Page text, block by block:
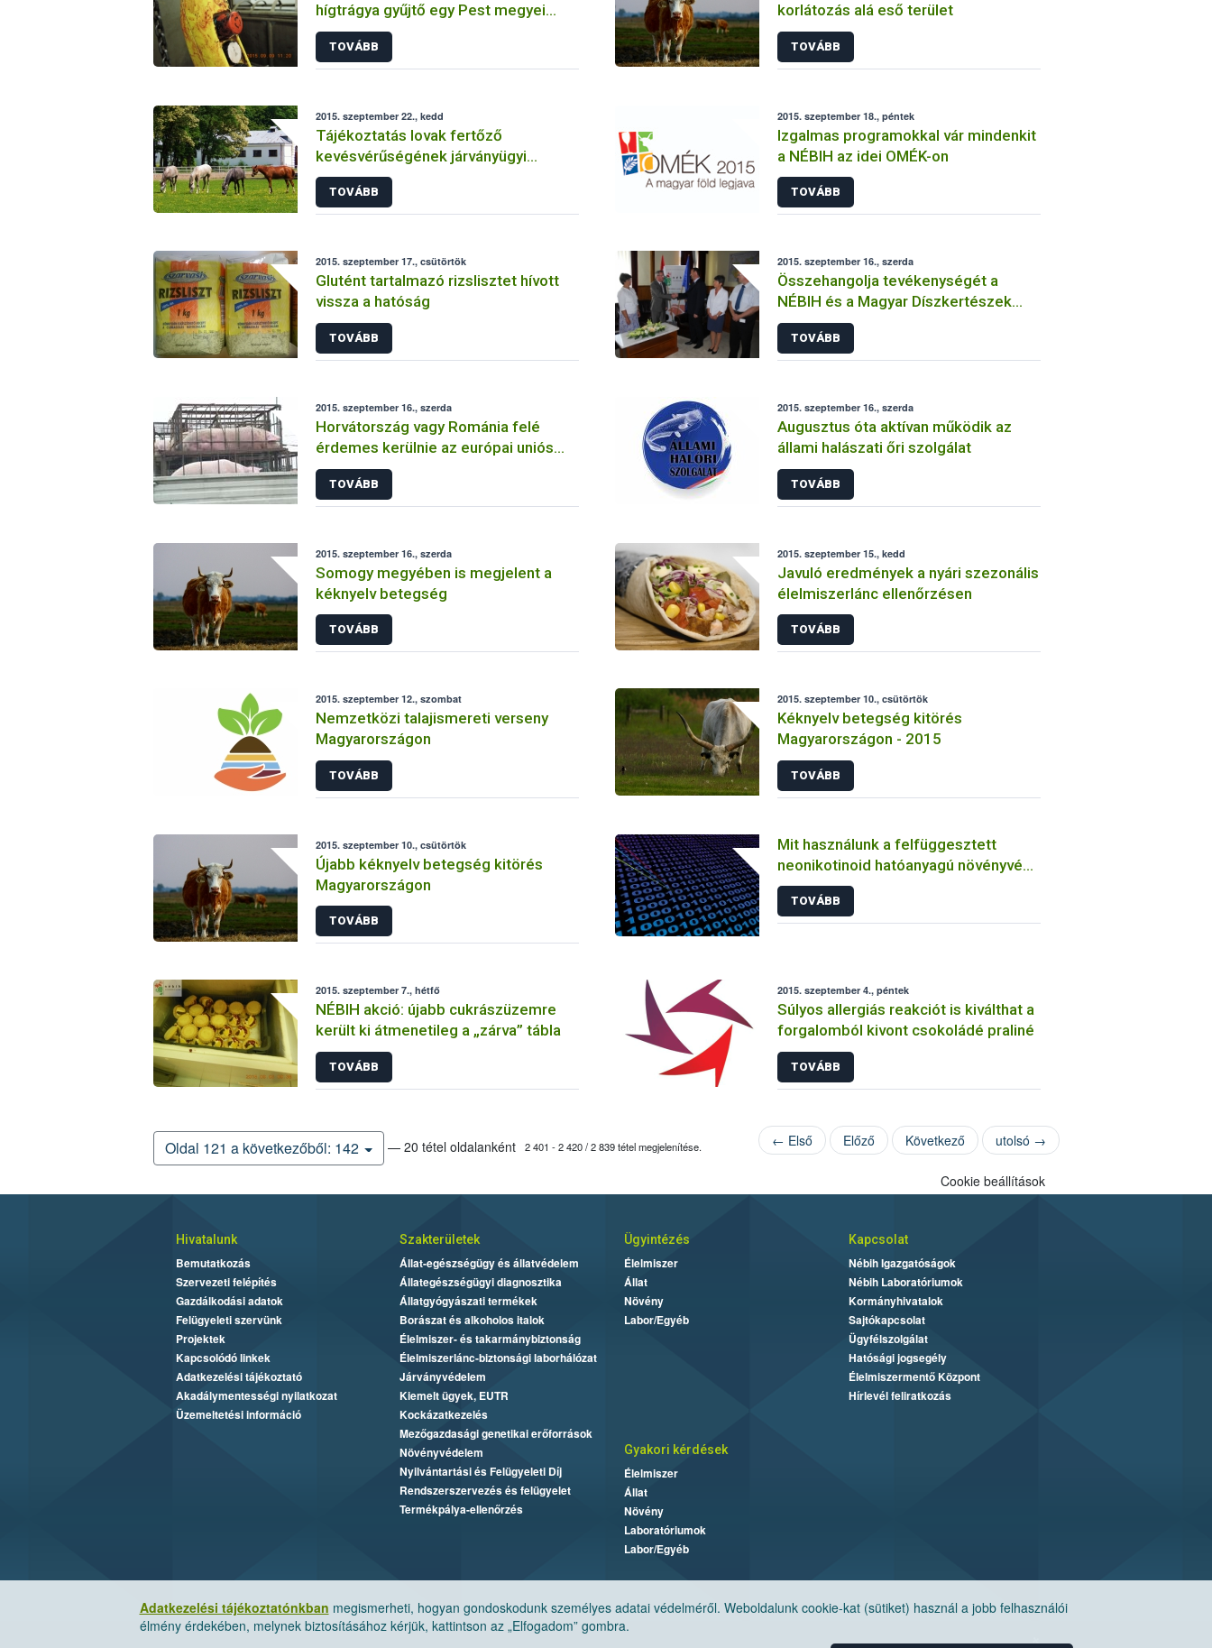
hígtrágya gyűjtő egy Pest megyei
vágóhídon
TOVÁBB
korlátozás alá eső terület
TOVÁBB
2015. szeptember 22., kedd
Tájékoztatás lovak fertőző
kevésvérűségének járványügyi
helyzetéről 3. – 2015. szeptember
TOVÁBB
2015. szeptember 18., péntek
Izgalmas programokkal vár mindenkit
a NÉBIH az idei OMÉK-on
TOVÁBB
2015. szeptember 17., csütörtök
Glutént tartalmazó rizslisztet hívott
vissza a hatóság
TOVÁBB
2015. szeptember 16., szerda
Összehangolja tevékenységét a
NÉBIH és a Magyar Díszkertészek
Szövetsége
TOVÁBB
2015. szeptember 16., szerda
Horvátország vagy Románia felé
érdemes kerülnie az európai uniós
határon be- és kilépő
szállítmányoknak
TOVÁBB
2015. szeptember 16., szerda
Augusztus óta aktívan működik az
állami halászati őri szolgálat
TOVÁBB
2015. szeptember 16., szerda
Somogy megyében is megjelent a
kéknyelv betegség
TOVÁBB
2015. szeptember 15., kedd
Javuló eredmények a nyári szezonális
élelmiszerlánc ellenőrzésen
TOVÁBB
2015. szeptember 12., szombat
Nemzetközi talajismereti verseny
Magyarországon
TOVÁBB
2015. szeptember 10., csütörtök
Kéknyelv betegség kitörés
Magyarországon - 2015
TOVÁBB
2015. szeptember 10., csütörtök
Újabb kéknyelv betegség kitörés
Magyarországon
TOVÁBB
Mit használunk a felfüggesztett
neonikotinoid hatóanyagú növényvédő
szerek helyett?
TOVÁBB
2015. szeptember 7., hétfő
NÉBIH akció: újabb cukrászüzemre
került ki átmenetileg a „zárva” tábla
TOVÁBB
2015. szeptember 4., péntek
Súlyos allergiás reakciót is kiválthat a
forgalomból kivont csokoládé praliné
TOVÁBB
Oldal 121 a következőből: 142 — 20 tétel oldalanként 2 401 - 2 420 / 2 839 tétel megjelenítése. ← Első Előző Következő utolsó →
Adatkezelési tájékoztatónkban megismerheti, hogyan gondoskodunk személyes adatai védelméről. Weboldalunk cookie-kat (sütiket) használ a jobb felhasználói
élmény érdekében, melynek biztosításához kérjük, kattintson az „Elfogadom” gombra.
Cookie beállítások
Hivatalunk
Bemutatkozás
Szervezeti felépítés
Gazdálkodási adatok
Felügyeleti szervünk
Projektek
Kapcsolódó linkek
Adatkezelési tájékoztató
Akadálymentességi nyilatkozat
Üzemeltetési információ
Szakterületek
Állat-egészségügy és állatvédelem
Állategészségügyi diagnosztika
Állatgyógyászati termékek
Borászat és alkoholos italok
Élelmiszer- és takarmánybiztonság
Élelmiszerlánc-biztonsági laborhálózat
Járványvédelem
Kiemelt ügyek, EUTR
Kockázatkezelés
Mezőgazdasági genetikai erőforrások
Növényvédelem
Nyilvántartási és Felügyeleti Díj
Rendszerszervezés és felügyelet
Termékpálya-ellenőrzés
Ügyintézés
Élelmiszer
Állat
Növény
Labor/Egyéb
Kapcsolat
Nébih Igazgatóságok
Nébih Laboratóriumok
Kormányhivatalok
Sajtókapcsolat
Ügyfélszolgálat
Hatósági jogsegély
Élelmiszermentő Központ
Hírlevél feliratkozás
Gyakori kérdések
Élelmiszer
Állat
Növény
Laboratóriumok
Labor/Egyéb